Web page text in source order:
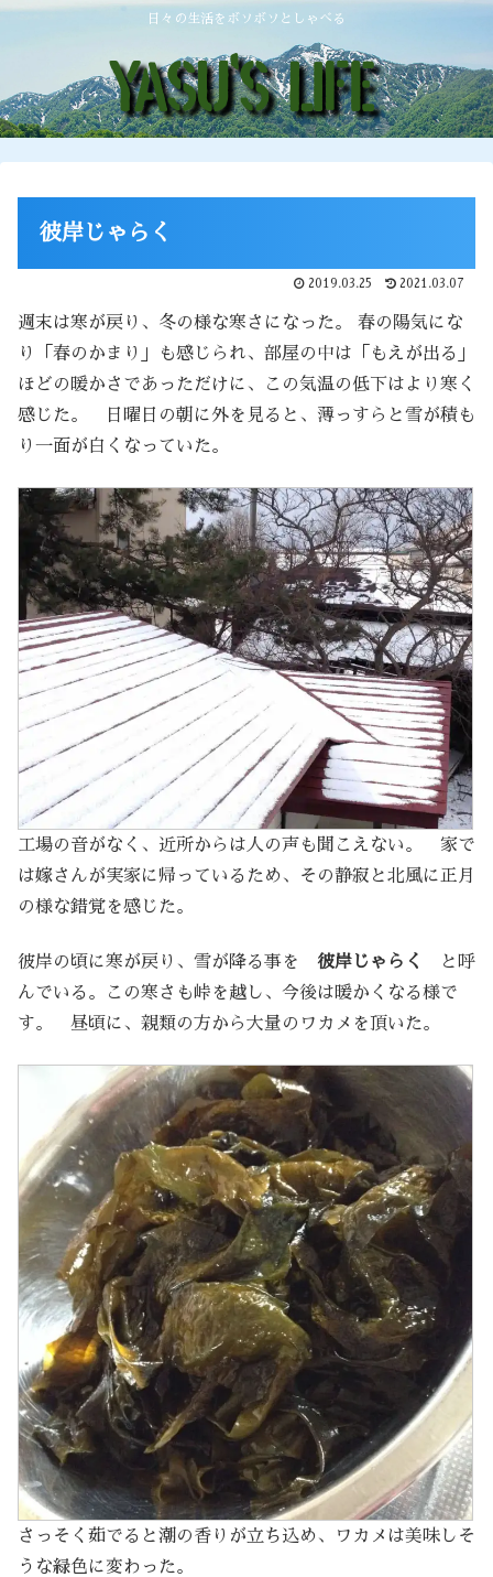
日々の生活をボソボソとしゃべる
彼岸じゃらく
2019.03.25 2021.03.07
週末は寒が戻り、冬の様な寒さになった。 春の陽気にな
り「春のかまり」も感じられ、部屋の中は「もえが出る」
ほどの暖かさであっただけに、この気温の低下はより寒く
感じた。 日曜日の朝に外を見ると、薄っすらと雪が積も
り一面が白くなっていた。
工場の音がなく、近所からは人の声も聞こえない。 家で
は嫁さんが実家に帰っているため、その静寂と北風に正月
の様な錯覚を感じた。
彼岸の頃に寒が戻り、雪が降る事を 彼岸じゃらく
と呼
んでいる。この寒さも峠を越し、今後は暖かくなる様で
す。 昼頃に、親類の方から大量のワカメを頂いた。
さっそく茹でると潮の香りが立ち込め、ワカメは美味しそ
うな緑色に変わった。